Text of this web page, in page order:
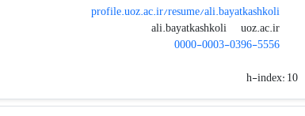
profile.uoz.ac.ir/resume/ali.bayatkashkoli
ali.bayatkashkoli
uoz.ac.ir
0000-0003-0396-5556
h-index:10